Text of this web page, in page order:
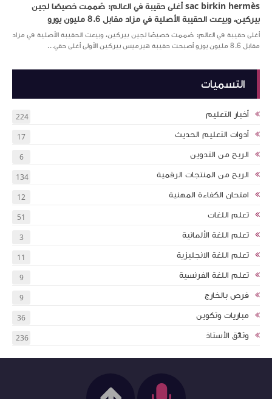
sac birkin hermès أغلى حقيبة في العالم: صُممت خصيصًا لجين
بيركين، وبيعت الحقيبة الأصلية في مزاد مقابل 8.6 مليون يورو
أغلى حقيبة في العالم: صُممت خصيصًا لجين بيركين، وبيعت الحقيبة الأصلية في مزاد
مقابل 8.6 مليون يورو أصبحت حقيبة هيرميس بيركين الأولى أغلى حقي...
التسميات
أخبار التعليم 224
أدوات التعليم الحديث 17
الربح من التدوين 6
الربح من المنتجات الرقمية 134
امتحان الكفاءة المهنية 12
تعلم اللغات 51
تعلم اللغة الألمانية 3
تعلم اللغة الانجليزية 11
تعلم اللغة الفرنسية 9
فرص بالخارج 9
مباريات وتكوين 36
وثائق الأستاذ 236